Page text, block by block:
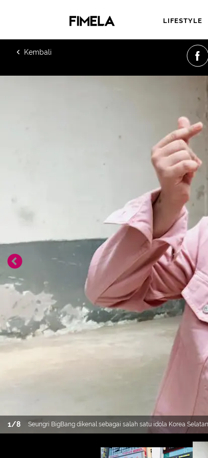
LIFESTYLE
1/8
Seungri BigBang dikenal sebagai salah satu idola Korea
dunia bisnis. (Foto: instagram.com/seungriseyo)